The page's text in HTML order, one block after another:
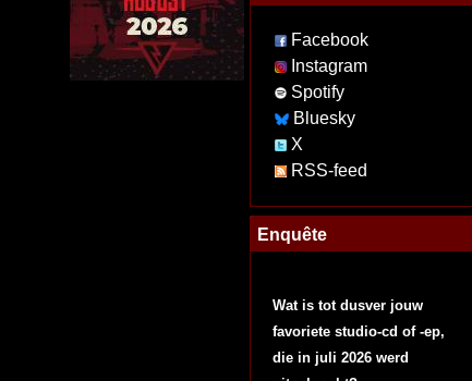
Facebook
Instagram
Spotify
Bluesky
X
RSS-feed
Enquête
Wat is tot dusver jouw
favoriete studio-cd of -ep,
die in juli 2026 werd